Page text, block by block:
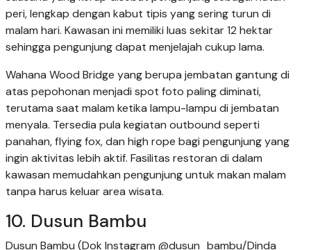
peri, lengkap dengan kabut tipis yang sering turun di
malam hari. Kawasan ini memiliki luas sekitar 12 hektar
sehingga pengunjung dapat menjelajah cukup lama.
Wahana Wood Bridge yang berupa jembatan gantung di
atas pepohonan menjadi spot foto paling diminati,
terutama saat malam ketika lampu-lampu di jembatan
menyala. Tersedia pula kegiatan outbound seperti
panahan, flying fox, dan high rope bagi pengunjung yang
ingin aktivitas lebih aktif. Fasilitas restoran di dalam
kawasan memudahkan pengunjung untuk makan malam
tanpa harus keluar area wisata.
10. Dusun Bambu
Dusun Bambu (Dok Instagram @dusun_bambu/Dinda